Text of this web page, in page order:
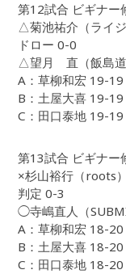
第12試合 ビギナ
△菊池祐介（ライジ
ドロー 0-0
△望月 直（飯島道
A：草柳和宏 19-19
B：土屋大喜 19-
C：田口泰地 19-
第13試合 ビギナ
×杉山裕行（roots）
判定 0-3
◯寺嶋直人（
A：草柳和宏 18-20
B：土屋大喜 18-
C：田口泰地 18-